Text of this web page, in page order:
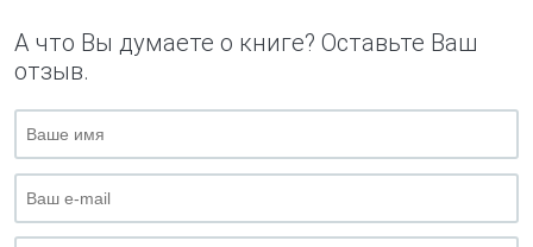
А что Вы думаете о книге? Оставьте Ваш
отзыв.